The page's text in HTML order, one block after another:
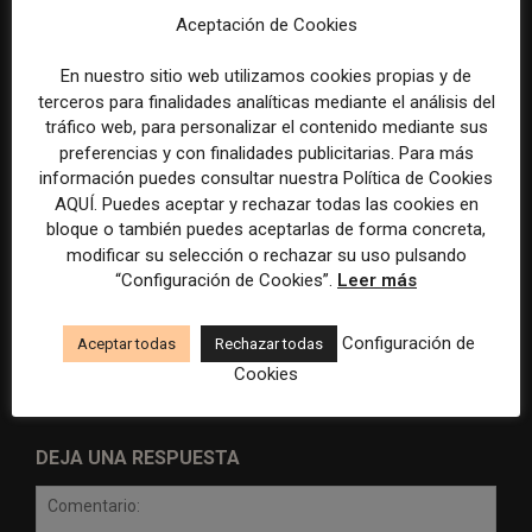
la violencia
Radio Televisión Madrid
establece un sistema de
control para el uso de la
ADEPA crea un premio
especial para la mejor
cobertura periodística del
DEJA UNA RESPUESTA
Aceptación de Cookies
En nuestro sitio web utilizamos cookies propias y de
terceros para finalidades analíticas mediante el análisis del
tráfico web, para personalizar el contenido mediante sus
preferencias y con finalidades publicitarias. Para más
información puedes consultar nuestra Política de Cookies
AQUÍ. Puedes aceptar y rechazar todas las cookies en
bloque o también puedes aceptarlas de forma concreta,
modificar su selección o rechazar su uso pulsando
“Configuración de Cookies”. Leer más
Aceptar todas Rechazar todas
Configuración de
Cookies